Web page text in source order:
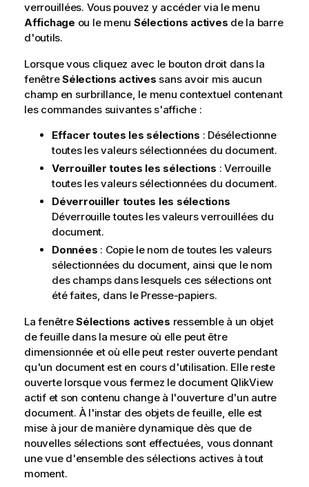
verrouillées. Vous pouvez y accéder via le menu
Affichage ou le menu Sélections actives de la barre
d'outils.
Lorsque vous cliquez avec le bouton droit dans la
fenêtreSélections actives sans avoir mis aucun
champ en surbrillance, le menu contextuel contenant
les commandes suivantes s'affiche :
Effacer toutes les sélections : Désélectionne
toutes les valeurs sélectionnées du document.
Verrouiller toutes les sélections : Verrouille
toutes les valeurs sélectionnées du document.
Déverrouiller toutes les sélections
Déverrouille toutes les valeurs verrouillées du
document.
Données : Copie le nom de toutes les valeurs
sélectionnées du document, ainsi que le nom
des champs dans lesquels ces sélections ont
été faites, dans le Presse-papiers.
La fenêtreSélections actives ressemble à un objet
de feuille dans la mesure où elle peut être
dimensionnée et où elle peut rester ouverte pendant
qu'un document est en cours d'utilisation. Elle reste
ouverte lorsque vous fermez le document QlikView
actif et son contenu change à l'ouverture d'un autre
document. À l'instar des objets de feuille, elle est
mise à jour de manière dynamique dès que de
nouvelles sélections sont effectuées, vous donnant
une vue d'ensemble des sélections actives à tout
moment.